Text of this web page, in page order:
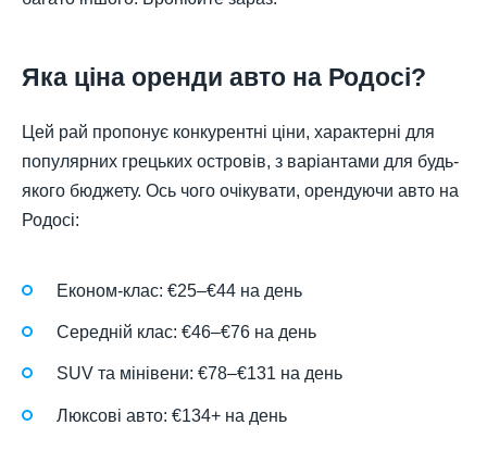
Яка ціна оренди авто на Родосі?
Цей рай пропонує конкурентні ціни, характерні для
популярних грецьких островів, з варіантами для будь-
якого бюджету. Ось чого очікувати, орендуючи авто на
Родосі:
Економ-клас: €25–€44 на день
Середній клас: €46–€76 на день
SUV та мінівени: €78–€131 на день
Люксові авто: €134+ на день